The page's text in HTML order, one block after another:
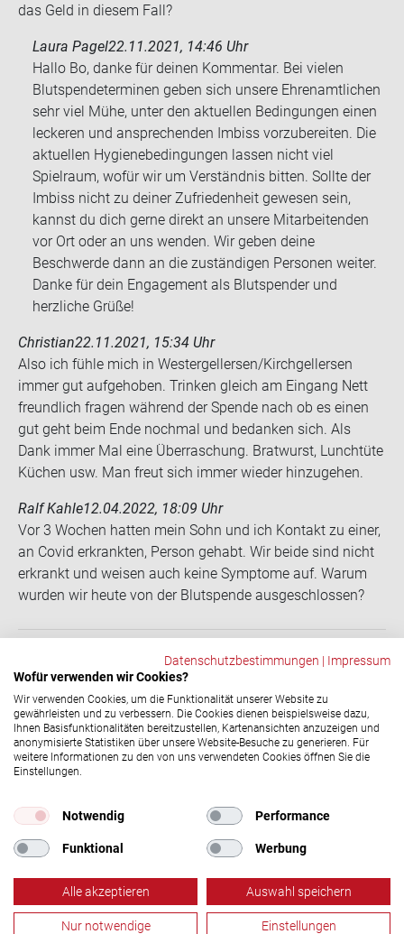
das Geld in die­sem Fall?
Laura Pagel22.11.2021, 14:46 Uhr
Hallo Bo, danke für deinen Kommentar. Bei vielen
Blutspendeterminen geben sich unsere Ehrenamtlichen
sehr viel Mühe, unter den aktuellen Bedingungen einen
leckeren und ansprechenden Imbiss vorzubereiten. Die
aktuellen Hygienebedingungen lassen nicht viel
Spielraum, wofür wir um Verständnis bitten. Sollte der
Imbiss nicht zu deiner Zufriedenheit gewesen sein,
kannst du dich gerne direkt an unsere Mitarbeitenden
vor Ort oder an uns wenden. Wir geben deine
Beschwerde dann an die zuständigen Personen weiter.
Danke für dein Engagement als Blutspender und
herzliche Grüße!
Christian22.11.2021, 15:34 Uhr
Also ich fühle mich in Wes­ter­gel­ler­sen/Kirch­gel­ler­sen
immer gut auf­ge­ho­ben. Trin­ken gleich am Ein­gang Nett
freund­lich fra­gen wäh­rend der Spen­de nach ob es einen
gut geht beim Ende noch­mal und be­dan­ken sich. Als
Dank immer Mal eine Über­ra­schung. Brat­wurst, Lunch­tü­te
Kü­chen usw. Man freut sich immer wie­der hin­zu­ge­hen.
Ralf Kahle12.04.2022, 18:09 Uhr
Vor 3 Wo­chen hat­ten mein Sohn und ich Kon­takt zu einer,
an Covid er­krank­ten, Per­son ge­habt. Wir beide sind nicht
er­krankt und wei­sen auch keine Sym­pto­me auf. Warum
wur­den wir heute von der Blut­spen­de aus­ge­schlos­sen?
ZURÜCK
Impressum
Datenschutz
Social-​Media Ka­nä­le
Datenschutzbestimmungen | Impressum
Wofür verwenden wir Cookies?
Wir verwenden Cookies, um die Funktionalität unserer Website zu
gewährleisten und zu verbessern. Die Cookies dienen beispielsweise dazu,
Ihnen Basisfunktionalitäten bereitzustellen, Kartenansichten anzuzeigen und
anonymisierte Statistiken über unsere Website-Besuche zu generieren. Für
weitere Informationen zu den von uns verwendeten Cookies öffnen Sie die
Einstellungen.
Notwendig Performance
Funktional Werbung
Alle akzeptieren Auswahl speichern
Nur notwendige Einstellungen